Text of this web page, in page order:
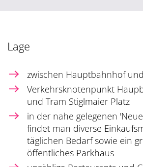
Lage
zwischen Hauptbahnhof
Verkehrsknotenpunkt
und Tram Stiglmaier Platz
in der nahe gelegenen
findet man diverse
täglichen Bedarf sowie ein
öffentliches Parkhaus